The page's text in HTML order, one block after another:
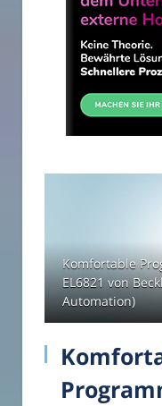
Komfortable
EL6821 von
Automation)